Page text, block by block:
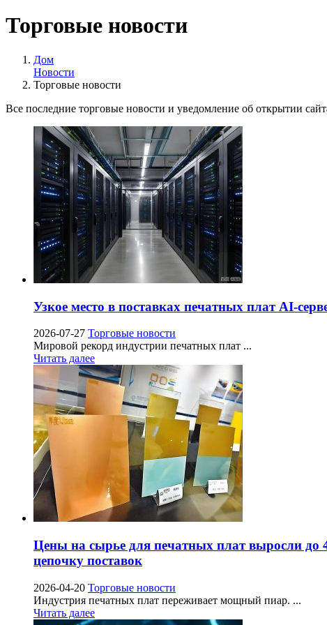
Торговые новости
Дом
Новости
Торговые новости
Все последние торговые новости и уведомление об открытии
Узкое место в поставках печатных плат AI-
2026-07-27 Торговые новости
Мировой рекорд индустрии печатных плат ...
Читать далее
Цены на сырье для печатных плат выросли до
цепочку поставок
2026-04-20 Торговые новости
Индустрия печатных плат переживает мощный пиар. ...
Читать далее